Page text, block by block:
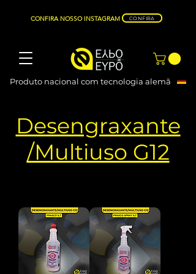
CONFIRA NOSSO INSTAGRAM CONFIRA
Produto nacional com tecnologia alemã
Desengraxante
/Multiuso G12